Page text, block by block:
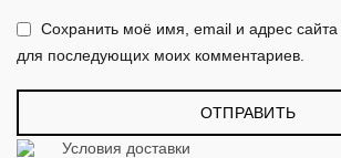
Сохранить моё имя, email и адрес сайта
для последующих моих комментариев.
Условия доставки